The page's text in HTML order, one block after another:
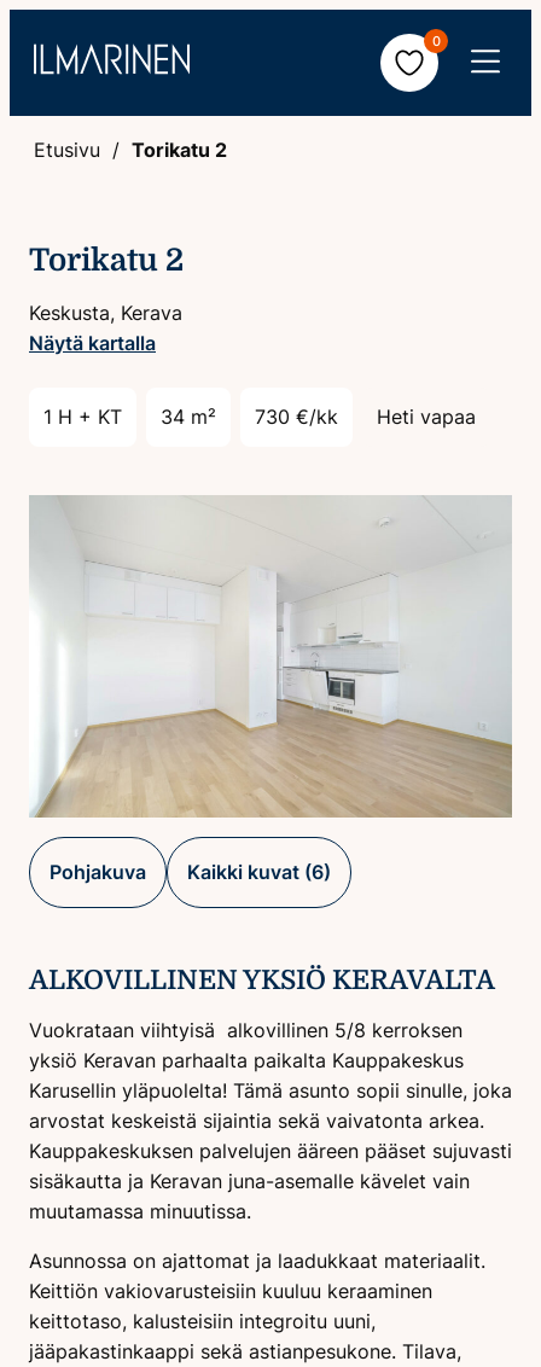
sisältöön
0
Avaa
valikko
Etusivu Torikatu 2
Torikatu 2
Keskusta, Kerava
Näytä kartalla
1 H + KT 34 m² 730 €/kk Heti vapaa
Pohjakuva Kaikki kuvat (6)
ALKOVILLINEN YKSIÖ KERAVALTA
Vuokrataan viihtyisä alkovillinen 5/8 kerroksen
yksiö Keravan parhaalta paikalta Kauppakeskus
Karusellin yläpuolelta! Tämä asunto sopii sinulle, joka
arvostat keskeistä sijaintia sekä vaivatonta arkea.
Kauppakeskuksen palvelujen ääreen pääset sujuvasti
sisäkautta ja Keravan juna-asemalle kävelet vain
muutamassa minuutissa.
Asunnossa on ajattomat ja laadukkaat materiaalit.
Keittiön vakiovarusteisiin kuuluu keraaminen
keittotaso, kalusteisiin integroitu uuni,
jääpakastinkaappi sekä astianpesukone. Tilava,